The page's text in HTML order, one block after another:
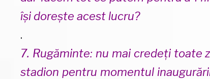
își dorește acest lucru?
.
7. Rugăminte: nu mai credeți toate
stadion pentru momentul